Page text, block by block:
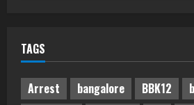
TAGS
Arrest bangalore BBK12